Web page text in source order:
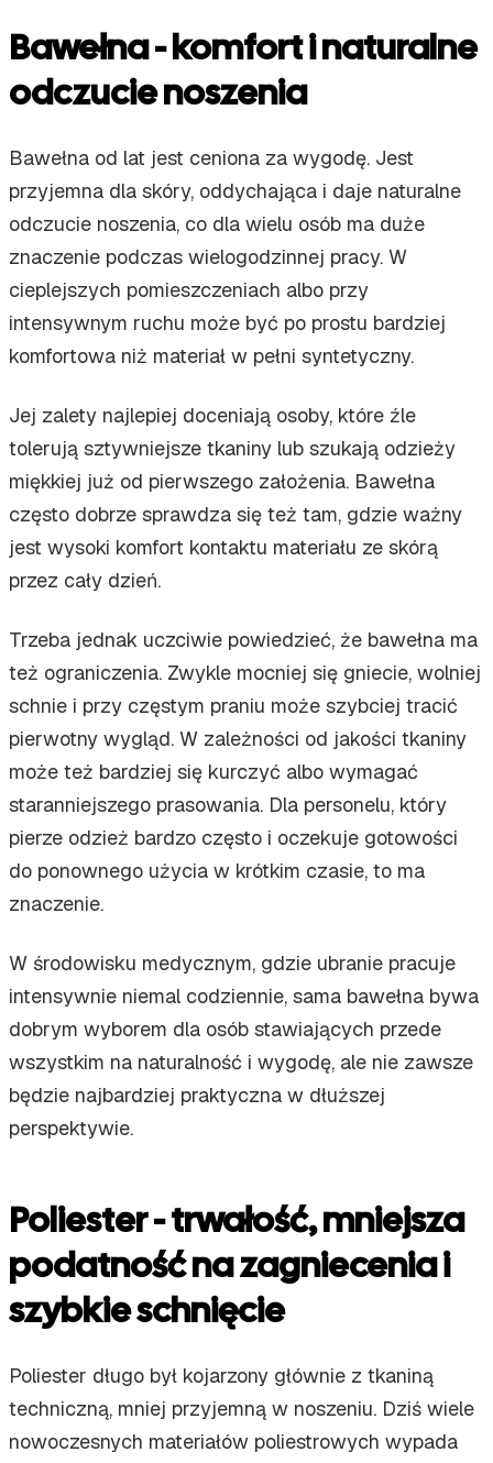
Bawełna - komfort i naturalne
odczucie noszenia
Bawełna od lat jest ceniona za wygodę. Jest
przyjemna dla skóry, oddychająca i daje naturalne
odczucie noszenia, co dla wielu osób ma duże
znaczenie podczas wielogodzinnej pracy. W
cieplejszych pomieszczeniach albo przy
intensywnym ruchu może być po prostu bardziej
komfortowa niż materiał w pełni syntetyczny.
Jej zalety najlepiej doceniają osoby, które źle
tolerują sztywniejsze tkaniny lub szukają odzieży
miękkiej już od pierwszego założenia. Bawełna
często dobrze sprawdza się też tam, gdzie ważny
jest wysoki komfort kontaktu materiału ze skórą
przez cały dzień.
Trzeba jednak uczciwie powiedzieć, że bawełna ma
też ograniczenia. Zwykle mocniej się gniecie, wolniej
schnie i przy częstym praniu może szybciej tracić
pierwotny wygląd. W zależności od jakości tkaniny
może też bardziej się kurczyć albo wymagać
staranniejszego prasowania. Dla personelu, który
pierze odzież bardzo często i oczekuje gotowości
do ponownego użycia w krótkim czasie, to ma
znaczenie.
W środowisku medycznym, gdzie ubranie pracuje
intensywnie niemal codziennie, sama bawełna bywa
dobrym wyborem dla osób stawiających przede
wszystkim na naturalność i wygodę, ale nie zawsze
będzie najbardziej praktyczna w dłuższej
perspektywie.
Poliester - trwałość, mniejsza
podatność na zagniecenia i
szybkie schnięcie
Poliester długo był kojarzony głównie z tkaniną
techniczną, mniej przyjemną w noszeniu. Dziś wiele
nowoczesnych materiałów poliestrowych wypada